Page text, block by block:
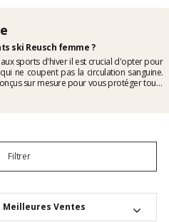
ski Reusch femme ?
sports d'hiver il est crucial d'opter pour
ne coupent pas la circulation sanguine.
sur mesure pour vous protéger toute
Primaloft vous garantiront un apport
Filtrer
Meilleures Ventes